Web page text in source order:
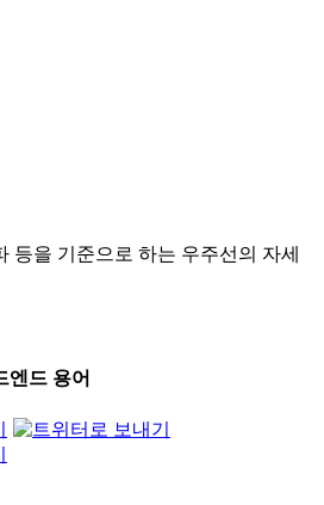
등을 기준으로 하는 우주선의 자세
엔드 용어